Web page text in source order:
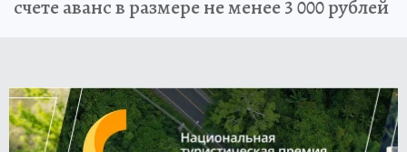
счете аванс в размере не менее 3 000 рублей